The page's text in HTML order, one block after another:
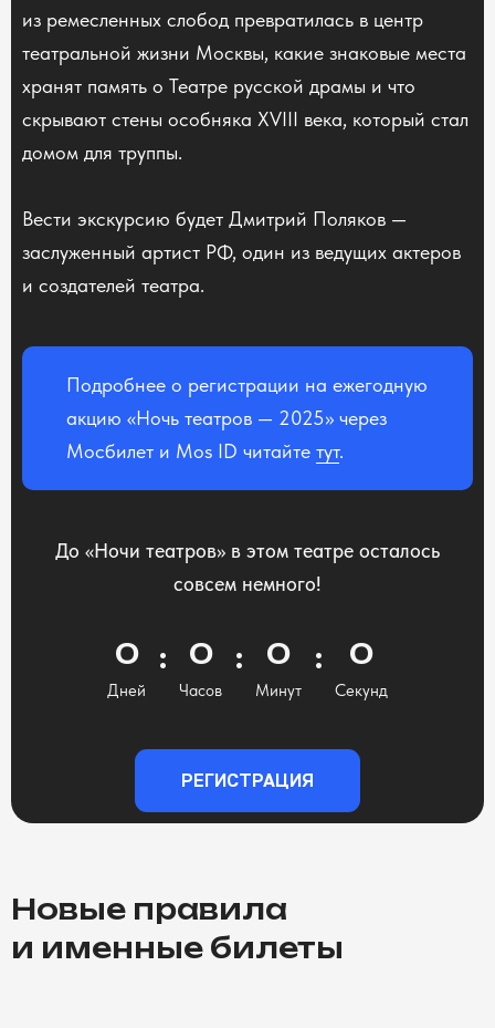
из ремесленных слобод превратилась в центр
театральной жизни Москвы, какие знаковые места
хранят память о Театре русской драмы и что
скрывают стены особняка XVIII века, который стал
домом для труппы.
Вести экскурсию будет Дмитрий Поляков —
заслуженный артист РФ, один из ведущих актеров
и создателей театра.
Подробнее о регистрации на ежегодную
акцию «Ночь театров — 2025» через
Мосбилет и Mos ID читайте тут.
До «Ночи театров» в этом театре осталось
совсем немного!
0
Дней
0
Часов
0
Минут
0
Секунд
РЕГИСТРАЦИЯ
Новые правила
и именные билеты